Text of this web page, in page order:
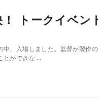
トークイベン
、入場しました。監督が製作
とができな …